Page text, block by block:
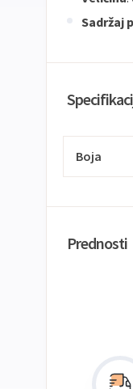
Sadržaj
Boja
Prednosti